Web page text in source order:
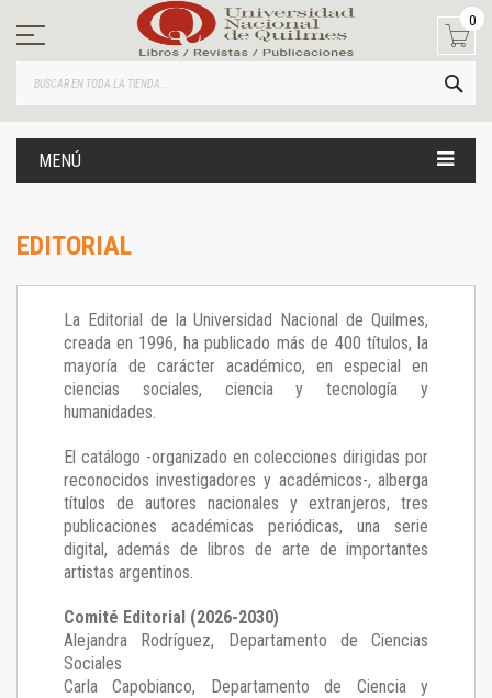
contenido
0
MENÚ
EDITORIAL
La Editorial de la Universidad Nacional de Quilmes,
creada en 1996, ha publicado más de 400 títulos, la
mayoría de carácter académico, en especial en
ciencias sociales, ciencia y tecnología y
humanidades.
El catálogo -organizado en colecciones dirigidas por
reconocidos investigadores y académicos-, alberga
títulos de autores nacionales y extranjeros, tres
publicaciones académicas periódicas, una serie
digital, además de libros de arte de importantes
artistas argentinos.
Comité Editorial (2026-2030)
Alejandra Rodríguez, Departamento de Ciencias
Sociales
Carla Capobianco, Departamento de Ciencia y